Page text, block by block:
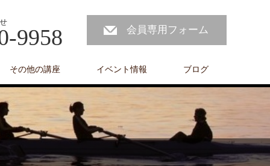
9958 会員専用フォーム
その他の講座 イベント情報 ブログ